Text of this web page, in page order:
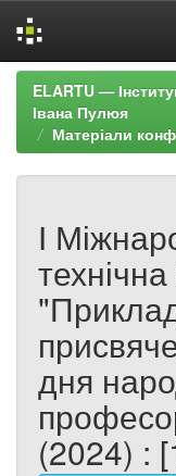
Skip
navigation
ELARTU —
Івана Пулюя
Матеріали
І
дня
(2024) :